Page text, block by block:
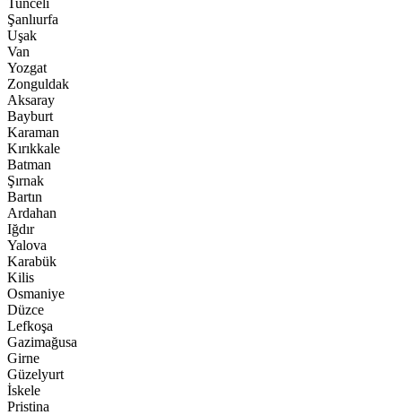
Tunceli
Şanlıurfa
Uşak
Van
Yozgat
Zonguldak
Aksaray
Bayburt
Karaman
Kırıkkale
Batman
Şırnak
Bartın
Ardahan
Iğdır
Yalova
Karabük
Kilis
Osmaniye
Düzce
Lefkoşa
Gazimağusa
Girne
Güzelyurt
İskele
Pristina